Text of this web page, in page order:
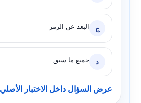
ج البعد عن الرمز
د جميع ما سبق
عرض السؤال داخل الاختبار الأصلي